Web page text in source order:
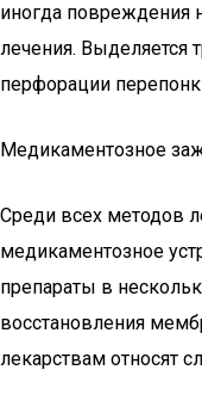
иногда повреждения
лечения. Выделяется
перфорации
Медикаментозное
Среди всех методов
медикаментозное
препараты в
восстановления
лекарствам относят